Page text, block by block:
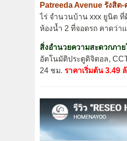
Patreeda Avenue รังสิต-
ไร่ จำนวนบ้าน xxx ยูนิต ที่
ห้องน้ำ 2 ที่จอดรถ คาดว่า
สิ่งอำนวยความสะดวกภา
อัตโนมัติประตูดิจิตอล,
24 ชม. ราคาเริ่มต้น 3.49